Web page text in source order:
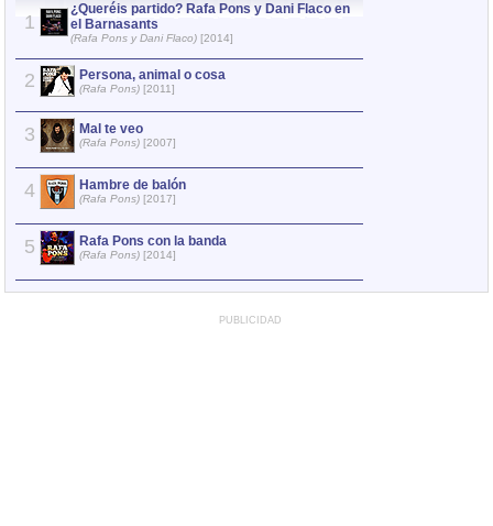
1
¿Queréis partido? Rafa Pons y Dani Flaco en
el Barnasants
(Rafa Pons y Dani Flaco) [2014]
2 Persona, animal o cosa
(Rafa Pons) [2011]
3 Mal te veo
(Rafa Pons) [2007]
4 Hambre de balón
(Rafa Pons) [2017]
5 Rafa Pons con la banda
(Rafa Pons) [2014]
PUBLICIDAD